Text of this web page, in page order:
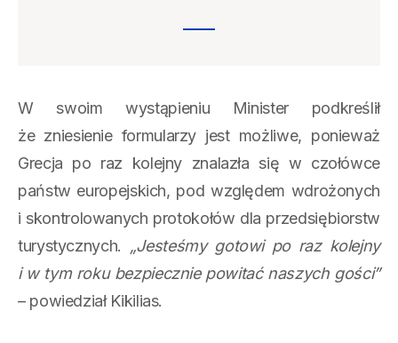
W swoim wystąpieniu Minister podkreślił
że zniesienie formularzy jest możliwe, ponieważ
Grecja po raz kolejny znalazła się w czołówce
państw europejskich, pod względem wdrożonych
i skontrolowanych protokołów dla przedsiębiorstw
turystycznych.
„Jesteśmy gotowi po raz kolejny
i w tym roku bezpiecznie powitać naszych gości”
– powiedział Kikilias.